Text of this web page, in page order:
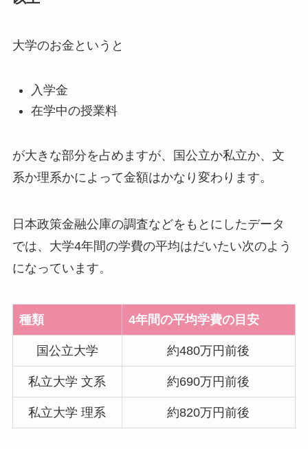
大学のお金というと
入学金
在学中の授業料
が大きな部分を占めますが、国公立か私立か、文
系か理系かによって金額はかなり変わります。
日本政策金融公庫の調査などをもとにしたデータ
では、大学4年間の学費の平均はだいたい次のよう
になっています。
種類 4年間の平均学費の目安
国公立大学 約480万円前後
私立大学 文系 約690万円前後
私立大学 理系 約820万円前後